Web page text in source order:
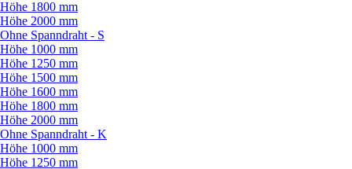
Höhe 1800 mm
Höhe 2000 mm
Ohne Spanndraht - S
Höhe 1000 mm
Höhe 1250 mm
Höhe 1500 mm
Höhe 1600 mm
Höhe 1800 mm
Höhe 2000 mm
Ohne Spanndraht - K
Höhe 1000 mm
Höhe 1250 mm